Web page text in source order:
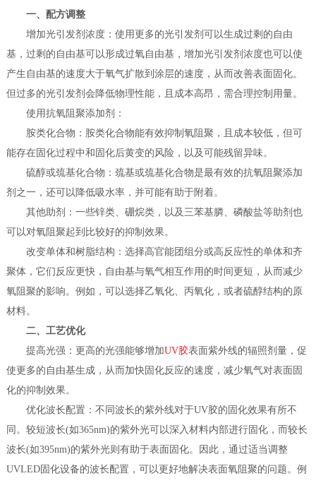
一、配方调整
增加光引发剂浓度：使用更多的光引发剂可以生成过剩的自由
基，过剩的自由基可以形成过氧自由基，增加光引发剂浓度也可以使
产生自由基的速度大于氧气扩散到涂层的速度，从而改善表面固化。
但过多的光引发剂会降低物理性能，且成本高昂，需合理控制用量。
使用抗氧阻聚添加剂：
胺类化合物：胺类化合物能有效抑制氧阻聚，且成本较低，但可
能存在固化过程中和固化后黄变的风险，以及可能残留异味。
硫醇或巯基化合物：巯基或巯基化合物是最有效的抗氧阻聚添加
剂之一，还可以降低吸水率，并可能有助于附着。
其他助剂：一些锌类、硼烷类，以及三苯基膦、磷酸盐等助剂也
可以对氧阻聚起到比较好的抑制效果。
改变单体和树脂结构：选择高官能团组分或高反应性的单体和齐
聚体，它们反应更快，自由基与氧气相互作用的时间更短，从而减少
氧阻聚的影响。例如，可以选择乙氧化、丙氧化，或者硫醇结构的原
材料。
二、工艺优化
提高光强：更高的光强能够增加UV胶表面紫外线的辐照剂量，促
使更多的自由基生成，从而加快固化反应的速度，减少氧气对表面固
化的抑制效果。
优化波长配置：不同波长的紫外线对于UV胶的固化效果有所不
同。较短波长(如365nm)的紫外光可以深入材料内部进行固化，而较长
波长(如395nm)的紫外光则有助于表面固化。因此，通过适当调整
UVLED固化设备的波长配置，可以更好地解决表面氧阻聚的问题。例